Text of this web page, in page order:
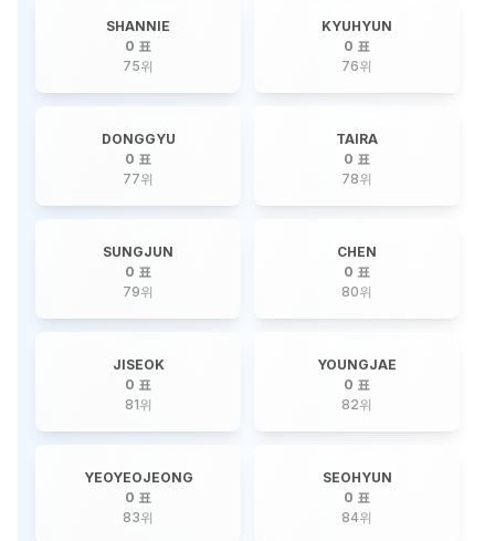
SHANNIE
0 표
75위
KYUHYUN
0 표
76위
DONGGYU
0 표
77위
TAIRA
0 표
78위
SUNGJUN
0 표
79위
CHEN
0 표
80위
JISEOK
0 표
81위
YOUNGJAE
0 표
82위
YEOYEOJEONG
0 표
83위
SEOHYUN
0 표
84위